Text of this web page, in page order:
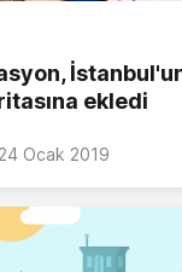
ekledi
24 Ocak 2019